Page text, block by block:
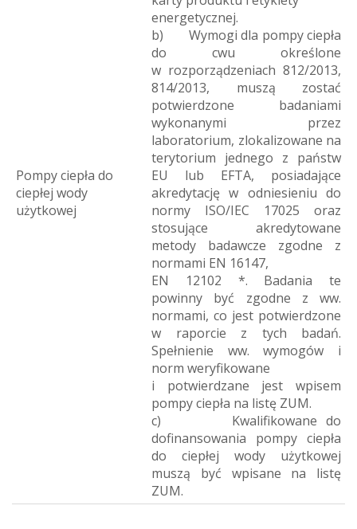
Pompy ciepła do
ciepłej wody
użytkowej
energetycznej.
b) Wymogi dla pompy ciepła
do cwu określone
w rozporządzeniach 812/2013,
814/2013, muszą zostać
potwierdzone badaniami
wykonanymi przez
laboratorium, zlokalizowane na
terytorium jednego z państw
EU lub EFTA, posiadające
akredytację w odniesieniu do
normy ISO/IEC 17025 oraz
stosujące akredytowane
metody badawcze zgodne z
normami EN 16147,
EN 12102 *. Badania te
powinny być zgodne z ww.
normami, co jest potwierdzone
w raporcie z tych badań.
Spełnienie ww. wymogów i
norm weryfikowane
i potwierdzane jest wpisem
pompy ciepła na listę ZUM.
c) Kwalifikowane do
dofinansowania pompy ciepła
do ciepłej wody użytkowej
muszą być wpisane na listę
ZUM.